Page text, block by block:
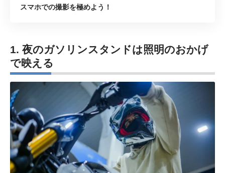
スマホでの撮影を極めよう！
1. 夜のガソリンスタンドは照明のおかげ
で映える